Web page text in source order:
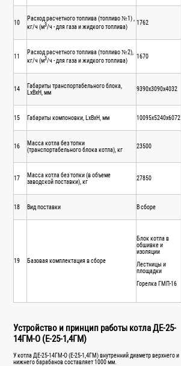
10
Расход расчетного топлива (топливо №1) ,
кг/ч (м3/ч - для газа и жидкого топлива)
1762
11
Расход расчетного топлива (топливо №2),
кг/ч (м3/ч - для газа и жидкого топлива)
1670
14
Габариты транспортабельного блока,
LxBxH, мм
9390х3090х4032
15 Габариты компоновки, LxBxH, мм 10095х5240х6072
16
Масса котла без топки
(транспортабельного блока котла), кг
23500
17
Масса котла без топки (в объеме
заводской поставки), кг
27850
18 Вид поставки В сборе
19 Базовая комплектация в сборе
Блок котла в
обшивке и
изоляции
Лестницы и
площадки
Горелка ГМП-16
Устройство и принцип работы котла ДЕ-25-
14ГМ-О (Е-25-1,4ГМ)
У котла ДЕ-25-14ГМ-О (Е-25-1,4ГМ) внутренний диаметр верхнего и
нижнего барабанов составляет 1000 мм.